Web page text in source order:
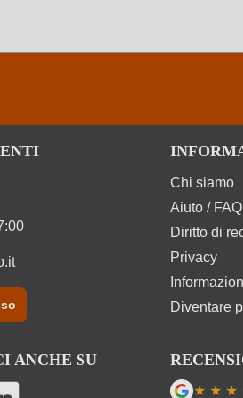
Chi siamo
Aiuto / FAQ
Diritto di
Privacy
Diventare
ANCHE SU
★ ★ ★